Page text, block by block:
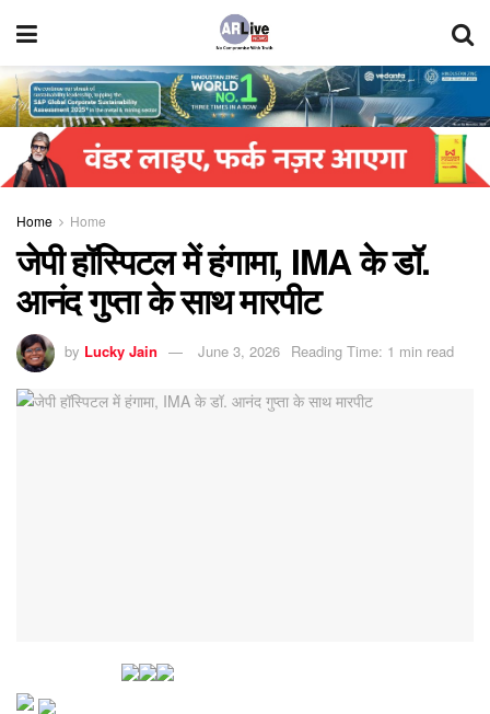
Home Home
जेपी हॉस्पिटल में हंगामा, IMA के डॉ.
आनंद गुप्ता के साथ मारपीट
by Lucky Jain June 3, 2026 Reading Time: 1 min read